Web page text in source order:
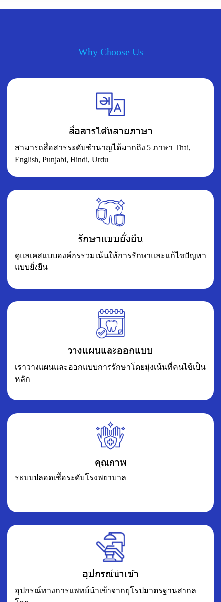
Why Choose Us
สื่อสารได้หลายภาษา
สามารถสื่อสารระดับชำนาญได้มากถึง 5 ภาษา Thai,
English, Punjabi, Hindi, Urdu
รักษาแบบยั่งยืน
ดูแลเคสแบบองค์กรรวมเน้นให้การรักษาและแก้ไขปัญหา
แบบยั่งยืน
วางแผนและออกแบบ
เราวางแผนและออกแบบการรักษาโดยมุ่งเน้นที่คนไข้เป็น
หลัก
คุณภาพ
ระบบปลอดเชื้อระดับโรงพยาบาล
อุปกรณ์นำเข้า
อุปกรณ์ทางการแพทย์นำเข้าจากยุโรปมาตรฐานสากล